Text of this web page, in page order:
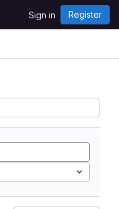
Sign in Register